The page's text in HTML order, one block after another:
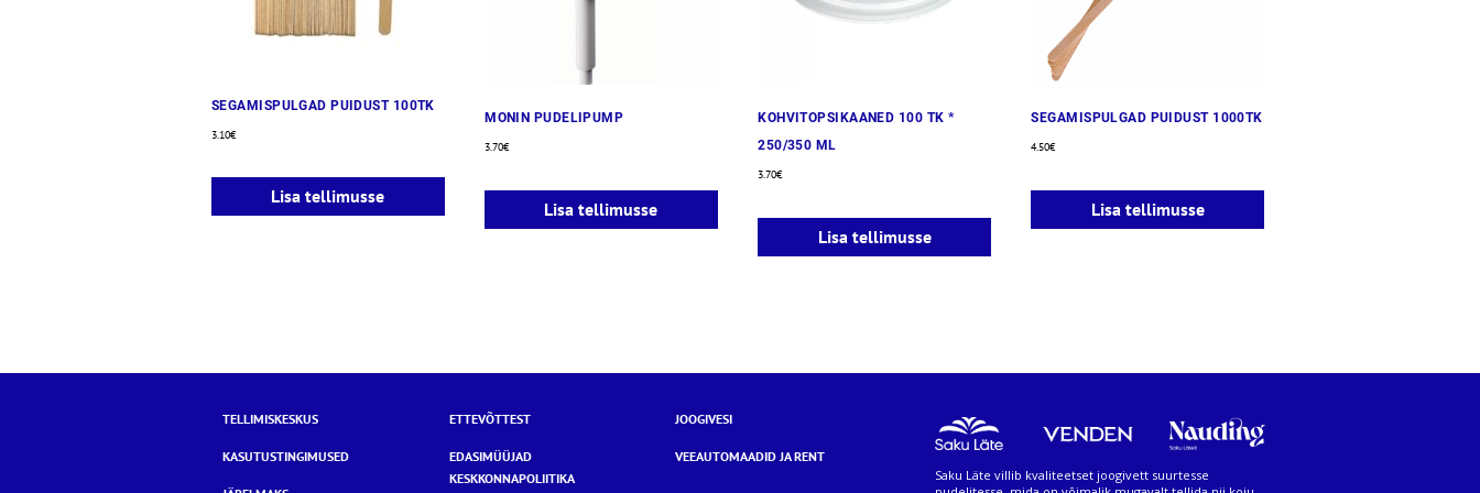
SEGAMISPULGAD PUIDUST 100TK
3.10€
Lisa tellimusse
MONIN PUDELIPUMP
3.70€
Lisa tellimusse
KOHVITOPSIKAANED 100 TK *
250/350 ML
3.70€
Lisa tellimusse
SEGAMISPULGAD PUIDUST 1000TK
4.50€
Lisa tellimusse
TELLIMISKESKUS
KASUTUSTINGIMUSED
ETTEVÕTTEST
EDASIMÜÜJAD
KESKKONNAPOLIITIKA
JOOGIVESI
VEEAUTOMAADID JA RENT
Saku Läte villib kvaliteetset joogivett suurtesse